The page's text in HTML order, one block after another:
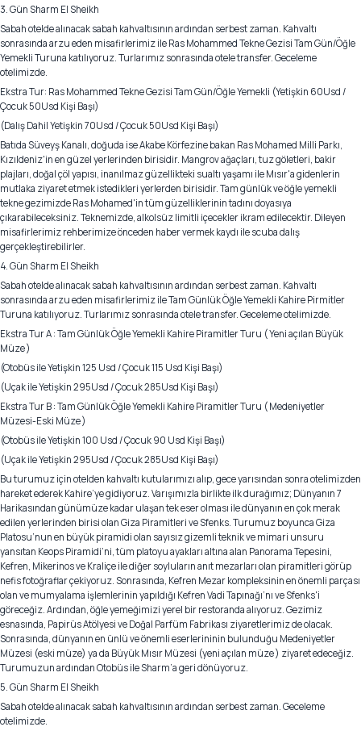
3. Gün Sharm El Sheikh
Sabah otelde alınacak sabah kahvaltısının ardından serbest zaman. Kahvaltı
sonrasında arzu eden misafirlerimiz ile Ras Mohammed Tekne Gezisi Tam Gün/Öğle
Yemekli Turuna katılıyoruz. Turlarımız sonrasında otele transfer. Geceleme
otelimizde.
Ekstra Tur: Ras Mohammed Tekne Gezisi Tam Gün/Öğle Yemekli (Yetişkin 60Usd /
Çocuk 50Usd Kişi Başı)
(Dalış Dahil Yetişkin 70Usd / Çocuk 50Usd Kişi Başı)
Batıda Süveyş Kanalı, doğuda ise Akabe Körfezine bakan Ras Mohamed Milli Parkı,
Kızıldeniz'in en güzel yerlerinden birisidir. Mangrov ağaçları, tuz göletleri, bakir
plajları, doğal çöl yapısı, inanılmaz güzellikteki sualtı yaşamı ile Mısır'a gidenlerin
mutlaka ziyaret etmek istedikleri yerlerden birisidir. Tam günlük ve öğle yemekli
tekne gezimizde Ras Mohamed'in tüm güzelliklerinin tadını doyasıya
çıkarabileceksiniz. Teknemizde, alkolsüz limitli içecekler ikram edilecektir. Dileyen
misafirlerimiz rehberimize önceden haber vermek kaydı ile scuba dalış
gerçekleştirebilirler.
4. Gün Sharm El Sheikh
Sabah otelde alınacak sabah kahvaltısının ardından serbest zaman. Kahvaltı
sonrasında arzu eden misafirlerimiz ile Tam Günlük Öğle Yemekli Kahire Pirmitler
Turuna katılıyoruz. Turlarımız sonrasında otele transfer. Geceleme otelimizde.
Ekstra Tur A : Tam Günlük Öğle Yemekli Kahire Piramitler Turu ( Yeni açılan Büyük
Müze )
(Otobüs ile Yetişkin 125 Usd / Çocuk 115 Usd Kişi Başı)
(Uçak ile Yetişkin 295Usd / Çocuk 285Usd Kişi Başı)
Ekstra Tur B : Tam Günlük Öğle Yemekli Kahire Piramitler Turu ( Medeniyetler
Müzesi-Eski Müze )
(Otobüs ile Yetişkin 100 Usd / Çocuk 90 Usd Kişi Başı)
(Uçak ile Yetişkin 295Usd / Çocuk 285Usd Kişi Başı)
Bu turumuz için otelden kahvaltı kutularımızı alıp, gece yarısından sonra otelimizden
hareket ederek Kahire’ye gidiyoruz. Varışımızla birlikte ilk durağımız; Dünyanın 7
Harikasından günümüze kadar ulaşan tek eser olması ile dünyanın en çok merak
edilen yerlerinden birisi olan Giza Piramitleri ve Sfenks. Turumuz boyunca Giza
Platosu’nun en büyük piramidi olan sayısız gizemli teknik ve mimari unsuru
yansıtan Keops Piramidi’ni, tüm platoyu ayakları altına alan Panorama Tepesini,
Kefren, Mikerinos ve Kraliçe ile diğer soyluların anıt mezarları olan piramitleri görüp
nefis fotoğraflar çekiyoruz. Sonrasında, Kefren Mezar kompleksinin en önemli parçası
olan ve mumyalama işlemlerinin yapıldığı Kefren Vadi Tapınağı’nı ve Sfenks'i
göreceğiz. Ardından, öğle yemeğimizi yerel bir restoranda alıyoruz. Gezimiz
esnasında, Papirüs Atölyesi ve Doğal Parfüm Fabrikası ziyaretlerimiz de olacak.
Sonrasında, dünyanın en ünlü ve önemli eserlerininin bulunduğu Medeniyetler
Müzesi (eski müze) ya da Büyük Mısır Müzesi (yeni açılan müze ) ziyaret edeceğiz.
Turumuzun ardından Otobüs ile Sharm’a geri dönüyoruz.
5. Gün Sharm El Sheikh
Sabah otelde alınacak sabah kahvaltısının ardından serbest zaman. Geceleme
otelimizde.